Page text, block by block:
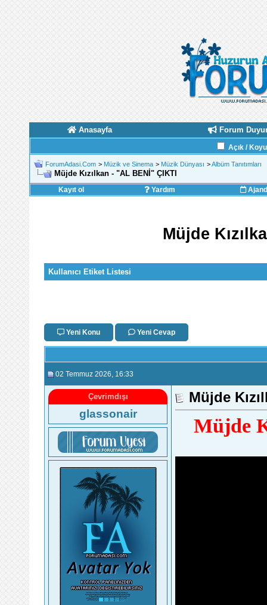
Anasayfa Forum
Açık /
ForumAdasi.Com > Müzik ve Sinema > Müzik Dünyası >Albüm Tanıtımları
Müjde Kızılkan - "AL BENİ" ÇIKTI
Kayıt ol Yardım
Müjde
Kullanıcı Etiket Listesi
Yeni Konu Yeni Cevap
02 Temmuz 2026 , 16:33
Çevrimdışı
glassonair
Müjde
Müjde